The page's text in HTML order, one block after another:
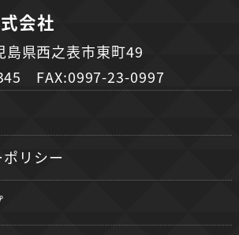
会社
島県西之表市東町49
FAX:0997-23-0997
リシー